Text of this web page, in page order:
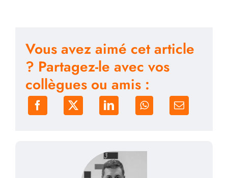
Vous avez aimé cet article
? Partagez-le avec vos
collègues ou amis :